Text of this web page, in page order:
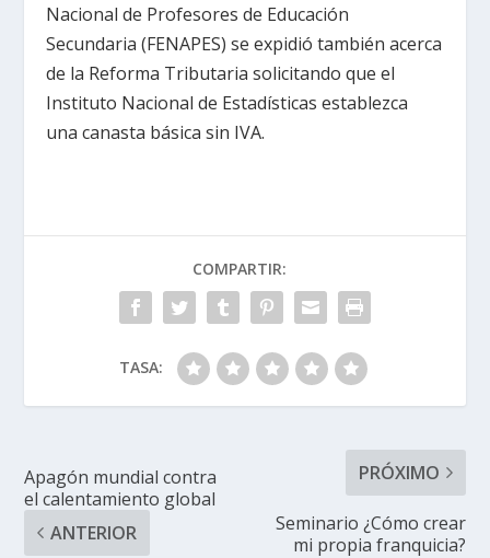
Nacional de Profesores de Educación
Secundaria (FENAPES) se expidió también acerca
de la Reforma Tributaria solicitando que el
Instituto Nacional de Estadísticas establezca
una canasta básica sin IVA.
COMPARTIR:
TASA:
Apagón mundial contra
el calentamiento global
ANTERIOR
PRÓXIMO
Seminario ¿Cómo crear
mi propia franquicia?